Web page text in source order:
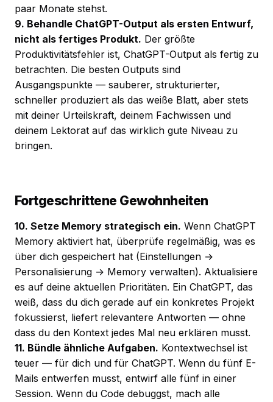
paar Monate stehst.
9. Behandle ChatGPT-Output als ersten Entwurf,
nicht als fertiges Produkt. Der größte
Produktivitätsfehler ist, ChatGPT-Output als fertig zu
betrachten. Die besten Outputs sind
Ausgangspunkte — sauberer, strukturierter,
schneller produziert als das weiße Blatt, aber stets
mit deiner Urteilskraft, deinem Fachwissen und
deinem Lektorat auf das wirklich gute Niveau zu
bringen.
Fortgeschrittene Gewohnheiten
10. Setze Memory strategisch ein. Wenn ChatGPT
Memory aktiviert hat, überprüfe regelmäßig, was es
über dich gespeichert hat (Einstellungen →
Personalisierung → Memory verwalten). Aktualisiere
es auf deine aktuellen Prioritäten. Ein ChatGPT, das
weiß, dass du dich gerade auf ein konkretes Projekt
fokussierst, liefert relevantere Antworten — ohne
dass du den Kontext jedes Mal neu erklären musst.
11. Bündle ähnliche Aufgaben. Kontextwechsel ist
teuer — für dich und für ChatGPT. Wenn du fünf E-
Mails entwerfen musst, entwirf alle fünf in einer
Session. Wenn du Code debuggst, mach alle